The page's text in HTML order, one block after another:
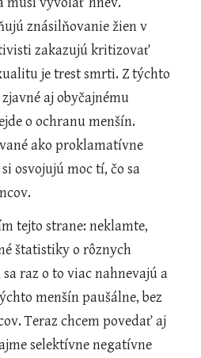
znásilňovanie žien v
zakazujú kritizovať
je trest smrti. Z týchto
aj obyčajnému
o ochranu menšín.
ako proklamatívne
osvojujú moc tí, čo sa
štatistiky o rôznych
raz o to viac nahnevajú a
menšín paušálne, bez
Teraz chcem povedať aj
selektívne negatívne